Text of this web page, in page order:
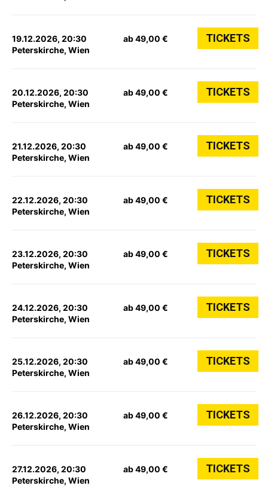
19.12.2026, 20:30
Peterskirche, Wien
ab 49,00 € TICKETS
20.12.2026, 20:30
Peterskirche, Wien
ab 49,00 € TICKETS
21.12.2026, 20:30
Peterskirche, Wien
ab 49,00 € TICKETS
22.12.2026, 20:30
Peterskirche, Wien
ab 49,00 € TICKETS
23.12.2026, 20:30
Peterskirche, Wien
ab 49,00 € TICKETS
24.12.2026, 20:30
Peterskirche, Wien
ab 49,00 € TICKETS
25.12.2026, 20:30
Peterskirche, Wien
ab 49,00 € TICKETS
26.12.2026, 20:30
Peterskirche, Wien
ab 49,00 € TICKETS
27.12.2026, 20:30
Peterskirche, Wien
ab 49,00 € TICKETS